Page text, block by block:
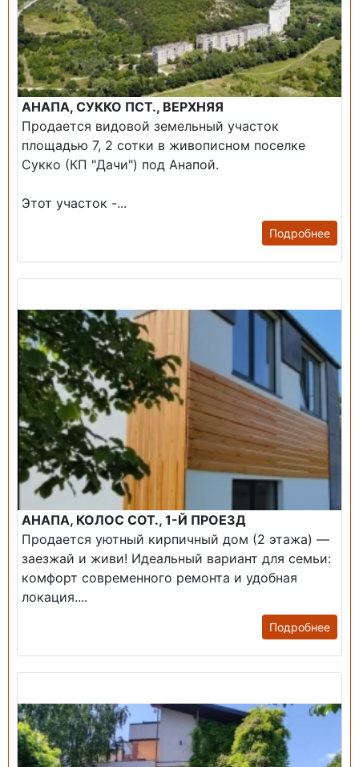
АНАПА, СУККО ПСТ., ВЕРХНЯЯ
Продается видовой земельный участок
площадью 7, 2 сотки в живописном поселке
Сукко (КП "Дачи") под Анапой.
Этот участок -...
Подробнее
АНАПА, КОЛОС СОТ., 1-Й ПРОЕЗД
Продается уютный кирпичный дом (2 этажа) —
заезжай и живи! ​Идеальный вариант для семьи:
комфорт современного ремонта и удобная
локация....
Подробнее